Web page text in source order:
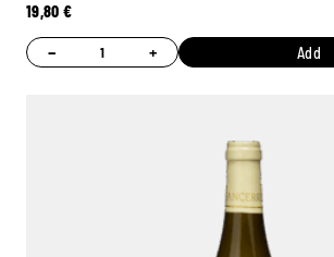
19,80€
− + Add